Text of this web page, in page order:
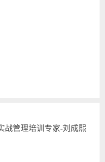
战管理培训专家-刘成熙